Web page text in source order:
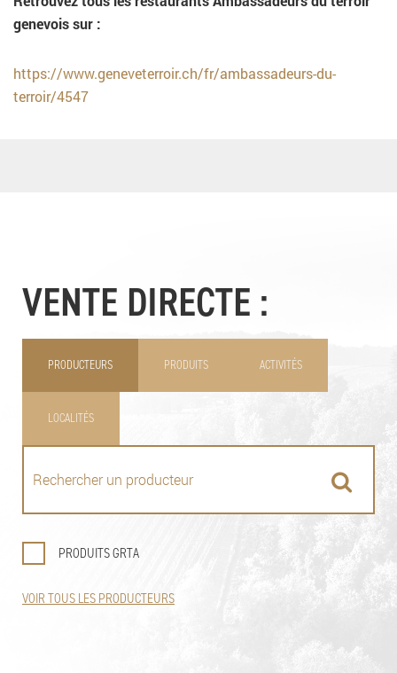
genevois sur :
https://www.geneveterroir.ch/fr/ambassadeurs-du-
terroir/4547
VENTE DIRECTE :
PRODUCTEURS PRODUITS ACTIVITÉS
LOCALITÉS
PRODUITS GRTA
VOIR TOUS LES PRODUCTEURS